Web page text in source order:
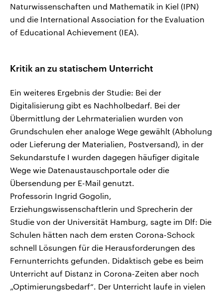
Naturwissenschaften und Mathematik in Kiel (IPN)
und die International Association for the Evaluation
of Educational Achievement (IEA).
Kritik an zu statischem Unterricht
Ein weiteres Ergebnis der Studie: Bei der
Digitalisierung gibt es Nachholbedarf. Bei der
Übermittlung der Lehrmaterialien wurden von
Grundschulen eher analoge Wege gewählt (Abholung
oder Lieferung der Materialien, Postversand), in der
Sekundarstufe I wurden dagegen häufiger digitale
Wege wie Datenaustauschportale oder die
Übersendung per E-Mail genutzt.
Professorin Ingrid Gogolin,
Erziehungswissenschaftlerin und Sprecherin der
Studie von der Universität Hamburg, sagte im Dlf: Die
Schulen hätten nach dem ersten Corona-Schock
schnell Lösungen für die Herausforderungen des
Fernunterrichts gefunden. Didaktisch gebe es beim
Unterricht auf Distanz in Corona-Zeiten aber noch
„Optimierungsbedarf“. Der Unterricht laufe in vielen